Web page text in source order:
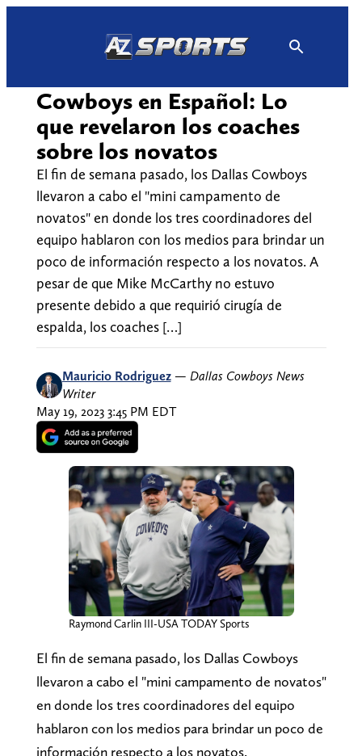
Cowboys en Español: Lo
que revelaron los coaches
sobre los novatos
El fin de semana pasado, los Dallas Cowboys
llevaron a cabo el "mini campamento de
novatos" en donde los tres coordinadores del
equipo hablaron con los medios para brindar un
poco de información respecto a los novatos. A
pesar de que Mike McCarthy no estuvo
presente debido a que requirió cirugía de
espalda, los coaches […]
Mauricio Rodriguez — Dallas Cowboys News
Writer
May 19, 2023 3:45 PM EDT
Raymond Carlin III-USA TODAY Sports
El fin de semana pasado, los Dallas Cowboys
llevaron a cabo el "mini campamento de novatos"
en donde los tres coordinadores del equipo
hablaron con los medios para brindar un poco de
información respecto a los novatos.